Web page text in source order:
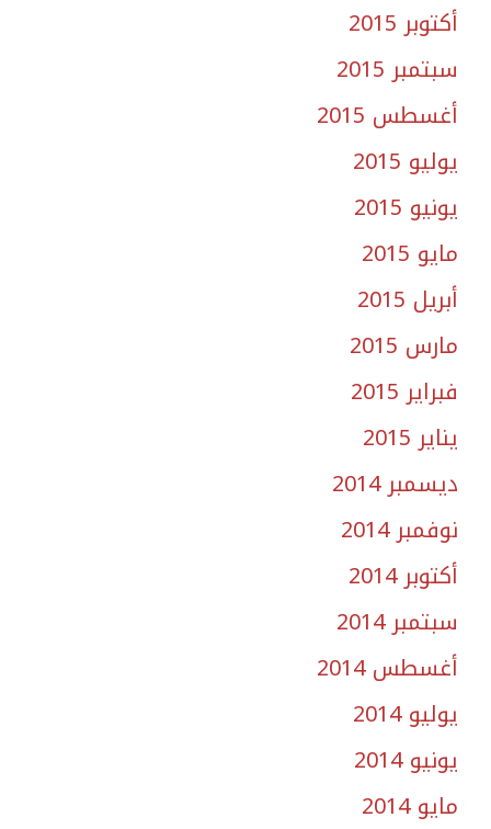
أكتوبر 2015
سبتمبر 2015
أغسطس 2015
يوليو 2015
يونيو 2015
مايو 2015
أبريل 2015
مارس 2015
فبراير 2015
يناير 2015
ديسمبر 2014
نوفمبر 2014
أكتوبر 2014
سبتمبر 2014
أغسطس 2014
يوليو 2014
يونيو 2014
مايو 2014